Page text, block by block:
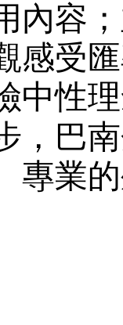
內容
感受
中性
，巴
專業